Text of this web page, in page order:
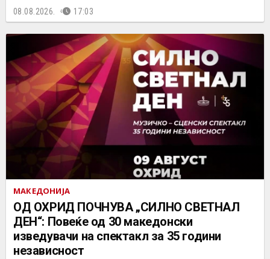
08.08.2026. 17:03
МАКЕДОНИЈА
ОД ОХРИД ПОЧНУВА „СИЛНО СВЕТНАЛ
ДЕН“: Повеќе од 30 македонски
изведувачи на спектакл за 35 години
независност